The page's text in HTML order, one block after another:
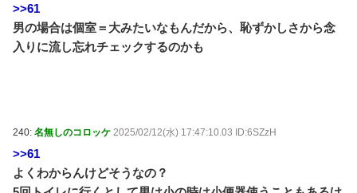
>>61
男の場合は個室＝大みたいなもんだから、恥ずかしさから念
入りに流し忘れチェックするのかも
240: 名無しのコロッケ 2025/02/12(水) 17:47:10.03 ID:6SZzH
>>61
よくわからんけどそうなの？